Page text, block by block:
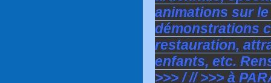
animations sur
démonstrations
restauration,
enfants, etc.
>>> / // >>> à